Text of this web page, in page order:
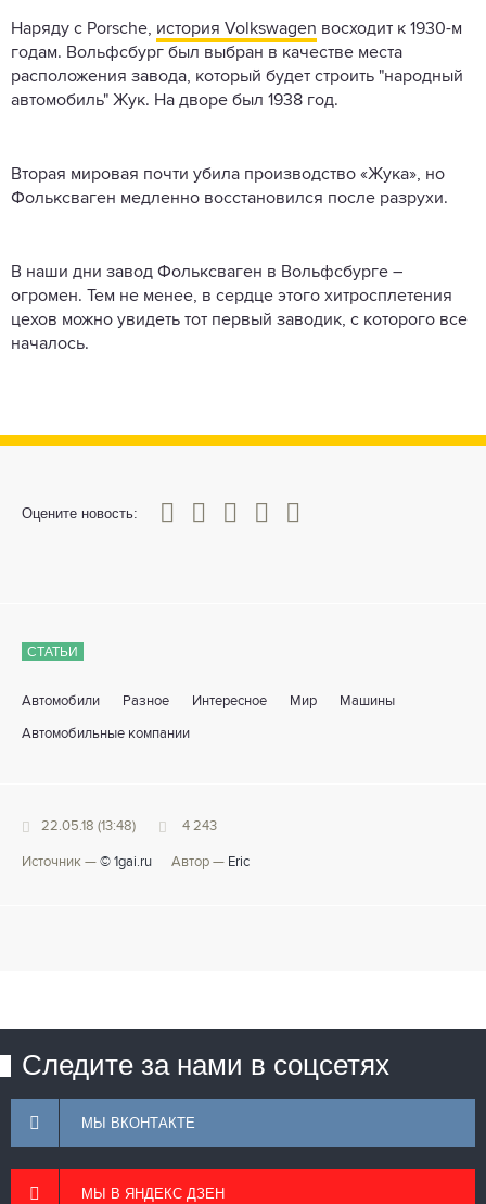
Наряду с Porsche, история Volkswagen восходит к 1930-м
годам. Вольфсбург был выбран в качестве места
расположения завода, который будет строить "народный
автомобиль" Жук. На дворе был 1938 год.
Вторая мировая почти убила производство «Жука», но
Фольксваген медленно восстановился после разрухи.
В наши дни завод Фольксваген в Вольфсбурге –
огромен. Тем не менее, в сердце этого хитросплетения
цехов можно увидеть тот первый заводик, с которого все
началось.
Оцените новость:
0
1 3 4 5
СТАТЬИ
Автомобили Разное Интересное Мир Машины
Автомобильные компании
22.05.18 (13:48) 4 243
Источник — © 1gai.ru Автор — Eric
Следите за нами в соцсетях
МЫ ВКОНТАКТЕ
МЫ В ЯНДЕКС ДЗЕН